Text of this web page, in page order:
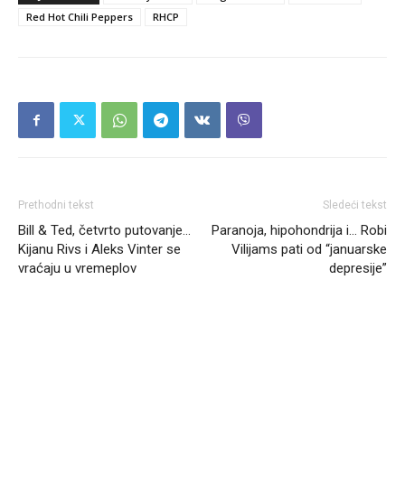
Red Hot Chili Peppers
RHCP
Prethodni tekst
Bill & Ted, četvrto putovanje…
Kijanu Rivs i Aleks Vinter se
vraćaju u vremeplov
Sledeći tekst
Paranoja, hipohondrija i… Robi
Vilijams pati od “januarske
depresije”